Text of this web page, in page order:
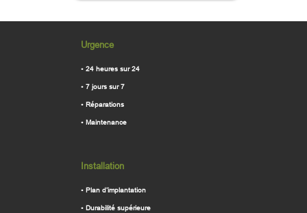
Urgence
• 24 heures sur 24
• 7 jours sur 7
• Réparations
• Maintenance
Installation
• Plan d’implantation
• Durabilité supérieure